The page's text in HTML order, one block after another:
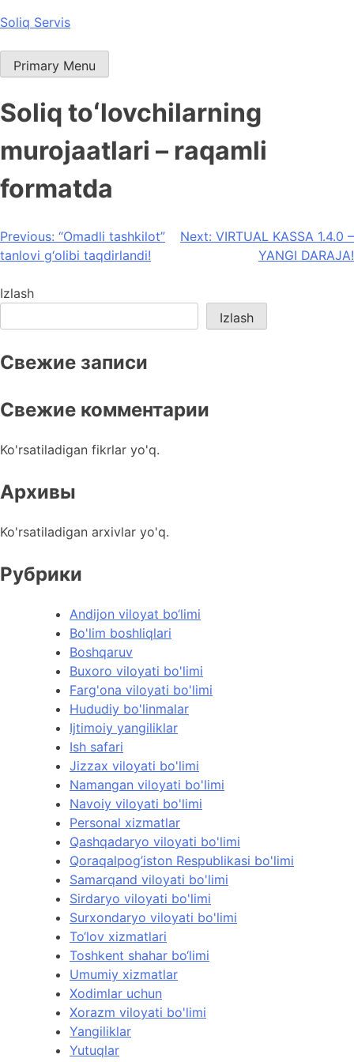
Skip
content
Soliq Servis
Primary Menu
Soliq toʻlovchilarning
murojaatlari – raqamli
formatda
Post
menyusi
Previous: “Omadli tashkilot”
tanlovi g‘olibi taqdirlandi!
Next: VIRTUAL KASSA 1.4.0 –
YANGI DARAJA!
Izlash
Izlash
Свежие записи
Свежие комментарии
Ko'rsatiladigan fikrlar yo'q.
Архивы
Ko'rsatiladigan arxivlar yo'q.
Рубрики
Andijon viloyat bo‘limi
Bo'lim boshliqlari
Boshqaruv
Buxoro viloyati bo'limi
Farg'ona viloyati bo'limi
Hududiy bo'linmalar
Ijtimoiy yangiliklar
Ish safari
Jizzax viloyati bo'limi
Namangan viloyati bo'limi
Navoiy viloyati bo'limi
Personal xizmatlar
Qashqadaryo viloyati bo'limi
Qoraqalpog’iston Respublikasi bo'limi
Samarqand viloyati bo'limi
Sirdaryo viloyati bo'limi
Surxondaryo viloyati bo'limi
To‘lov xizmatlari
Toshkent shahar bo‘limi
Umumiy xizmatlar
Xodimlar uchun
Xorazm viloyati bo'limi
Yangiliklar
Yutuqlar